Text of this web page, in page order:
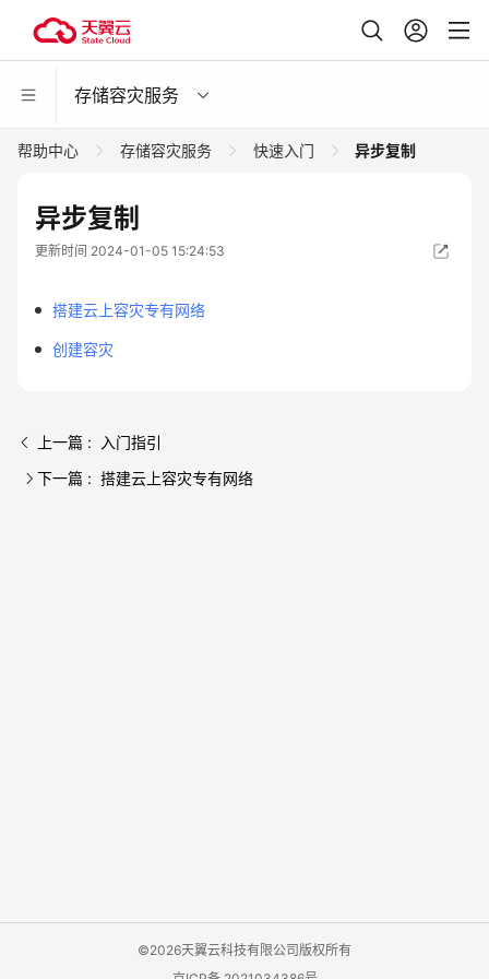
存储容灾服务
帮助中心 存储容灾服务 快速入门 异步复制
异步复制
更新时间 2024-01-05 15:24:53
搭建云上容灾专有网络
创建容灾
上一篇 : 入门指引
下一篇 : 搭建云上容灾专有网络
©2026天翼云科技有限公司版权所有